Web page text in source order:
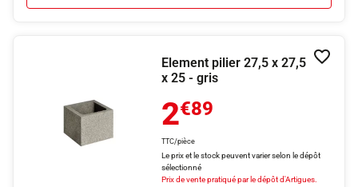
Element pilier 27,5 x 27,5
x 25 - gris
2€89
TTC/pièce
Le prix et le stock peuvent varier selon le dépôt
sélectionné
Prix de vente pratiqué par le dépôt d'Artigues.